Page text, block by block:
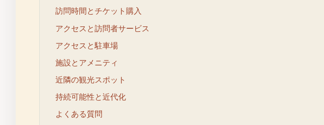
訪問時間とチケット購入
アクセスと訪問者サービス
アクセスと駐車場
施設とアメニティ
近隣の観光スポット
持続可能性と近代化
よくある質問